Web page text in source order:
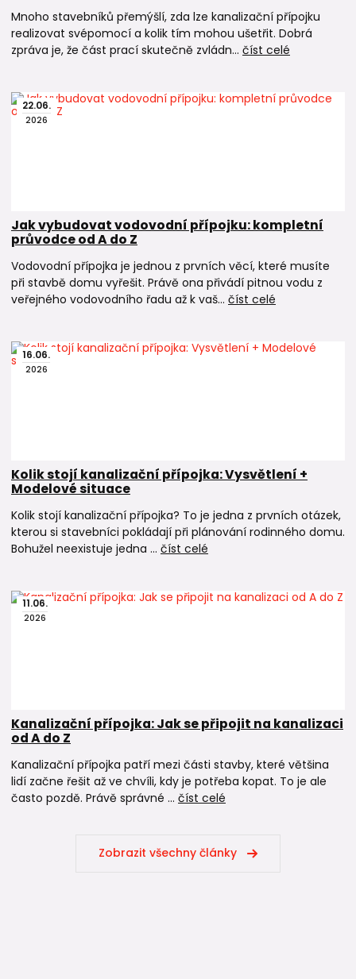
Mnoho stavebníků přemýšlí, zda lze kanalizační přípojku
realizovat svépomocí a kolik tím mohou ušetřit. Dobrá
zpráva je, že část prací skutečně zvládn... číst celé
22.06.
2026
Jak vybudovat vodovodní přípojku: kompletní
průvodce od A do Z
Vodovodní přípojka je jednou z prvních věcí, které musíte
při stavbě domu vyřešit. Právě ona přivádí pitnou vodu z
veřejného vodovodního řadu až k vaš... číst celé
16.06.
2026
Kolik stojí kanalizační přípojka: Vysvětlení +
Modelové situace
Kolik stojí kanalizační přípojka? To je jedna z prvních otázek,
kterou si stavebníci pokládají při plánování rodinného domu.
Bohužel neexistuje jedna ... číst celé
11.06.
2026
Kanalizační přípojka: Jak se připojit na kanalizaci
od A do Z
Kanalizační přípojka patří mezi části stavby, které většina
lidí začne řešit až ve chvíli, kdy je potřeba kopat. To je ale
často pozdě. Právě správné ... číst celé
Zobrazit všechny články